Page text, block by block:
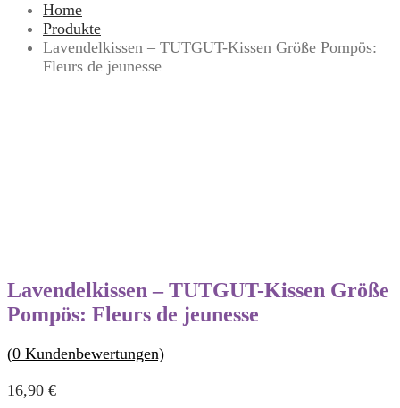
Home
Produkte
Lavendelkissen – TUTGUT-Kissen Größe Pompös:
Fleurs de jeunesse
Lavendelkissen – TUTGUT-Kissen Größe
Pompös: Fleurs de jeunesse
(0 Kundenbewertungen)
16,90 €